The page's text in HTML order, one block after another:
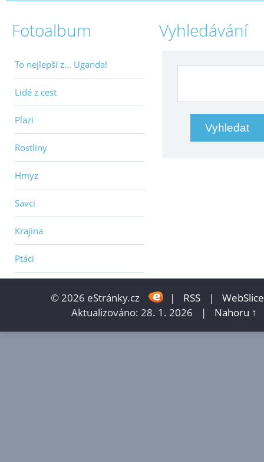
Fotoalbum
To nejlepší z... Uganda!
Lidé z cest
Plazi
Rostliny
Hmyz
Savci
Krajina
Ptáci
Vyhledávání
© 2026 eStránky.cz | RSS |
WebSlice
Aktualizováno: 28. 1. 2026
| Nahoru ↑